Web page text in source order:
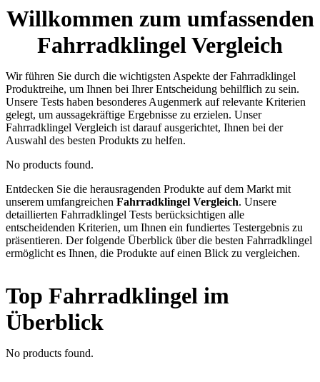
Willkommen zum umfassenden
Fahrradklingel Vergleich
Wir führen Sie durch die wichtigsten Aspekte der Fahrradklingel
Produktreihe, um Ihnen bei Ihrer Entscheidung behilflich zu sein.
Unsere Tests haben besonderes Augenmerk auf relevante Kriterien
gelegt, um aussagekräftige Ergebnisse zu erzielen. Unser
Fahrradklingel Vergleich ist darauf ausgerichtet, Ihnen bei der
Auswahl des besten Produkts zu helfen.
No products found.
Entdecken Sie die herausragenden Produkte auf dem Markt mit
unserem umfangreichen Fahrradklingel Vergleich. Unsere
detaillierten Fahrradklingel Tests berücksichtigen alle
entscheidenden Kriterien, um Ihnen ein fundiertes Testergebnis zu
präsentieren. Der folgende Überblick über die besten Fahrradklingel
ermöglicht es Ihnen, die Produkte auf einen Blick zu vergleichen.
Top Fahrradklingel im
Überblick
No products found.